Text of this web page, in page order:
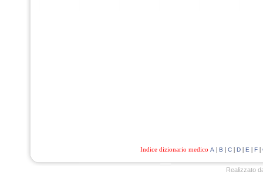
Indice dizionario medico A | B | C| D| E | F|
Realizzato